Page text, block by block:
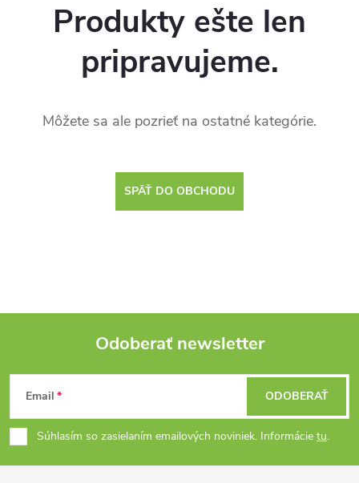
Produkty ešte len
pripravujeme.
Môžete sa ale pozrieť na ostatné kategórie.
SPÄŤ DO OBCHODU
Z
á
p
Odoberať newsletter
Email
Súhlasím so zasielaním emailových noviniek. Informácie tu.
ODOBERAŤ